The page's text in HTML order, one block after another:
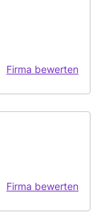
Firma bewerten
Firma bewerten